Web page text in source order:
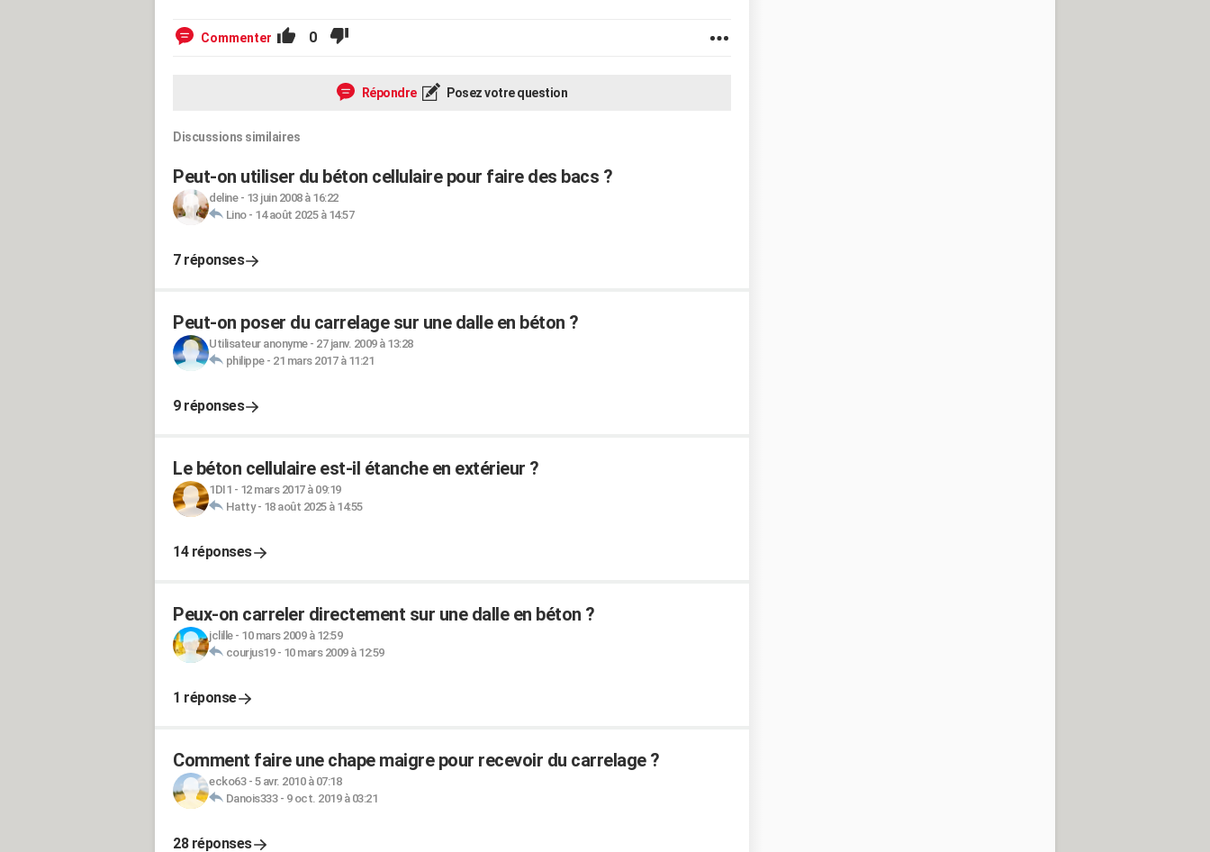
Commenter 0
Répondre Posez votre question
Discussions similaires
Peut-on utiliser du béton cellulaire pour faire des bacs ?
deline- 13 juin 2008 à 16:22
Lino- 14 août 2025 à 14:57
7 réponses
Peut-on poser du carrelage sur une dalle en béton ?
Utilisateur anonyme- 27 janv. 2009 à 13:28
philippe- 21 mars 2017 à 11:21
9 réponses
Le béton cellulaire est-il étanche en extérieur ?
1DI1 - 12 mars 2017 à 09:19
Hatty- 18 août 2025 à 14:55
14 réponses
Peux-on carreler directement sur une dalle en béton ?
jclille- 10 mars 2009 à 12:59
courjus19- 10 mars 2009 à 12:59
1 réponse
Comment faire une chape maigre pour recevoir du carrelage ?
ecko63- 5 avr. 2010 à 07:18
Danois333- 9 oct. 2019 à 03:21
28 réponses